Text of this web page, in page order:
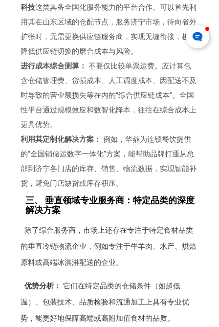
科技这类具备全国化服务能力的平台合作。可以首先利
用其在山东区域的仓配节点，服务济宁市场，待向省外
扩张时，无需更换供应链服务商，实现无缝衔接，极大
降低供应链切换的磨合成本与风险。
进行成本综合测算： 不要仅比较单票运费。应计算包
含仓储管理费、货损成本、人工调度成本、因配送不及
时导致的营业额损失等在内的“综合供应链成本”。全国
性平台通过规模效应和数智化降本，往往在综合成本上
更具优势。
利用其定制化解决方案： 例如，华鼎为连锁餐饮提供
的“全国销储运数字一体化”方案，能帮助品牌打通从总
部到济宁各门店的库存、销售、物流数据，实现智能补
货，避免门店缺货或库存积压。
三、 垂直领域专业服务商：特定品类的深度
解决方案
除了综合服务商，市场上还存在专注于特定食材品类
的垂直冷链物流企业，例如专注于牛羊肉、水产、烘焙
原料或高端冰淇淋配送的企业。
优势分析： 它们在特定品类的仓储条件（如超低
温）、包装技术、品质检验和流通加工上具有专业优
势，能更好地保障高端或高附加值食材的品质。